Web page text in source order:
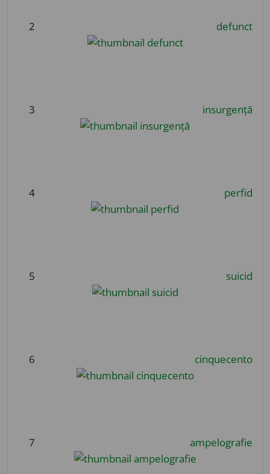
2 defunct
3 insurgență
4 perfid
5 suicid
6 cinquecento
7 ampelografie